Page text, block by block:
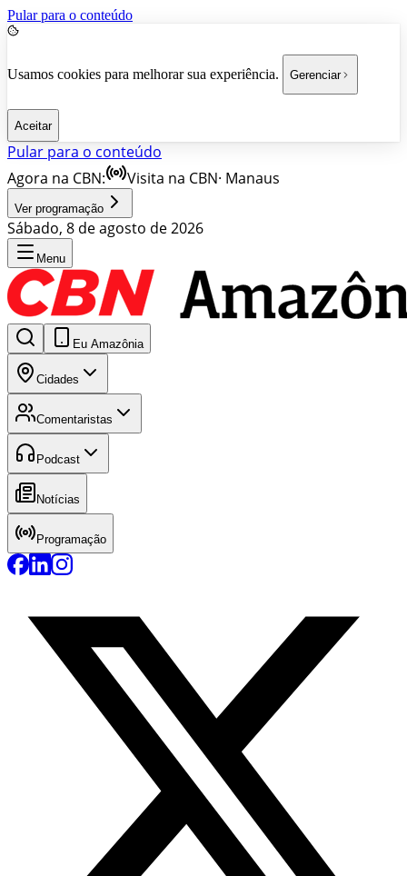
Pular para o conteúdo
Usamos cookies para melhorar sua experiência. Gerenciar
Aceitar
Pular para o conteúdo
Agora na CBN:
Visita na CBN· Manaus
Ver programação
Sábado, 8 de agosto de 2026
Menu
Eu Amazônia
Cidades
Comentaristas
Podcast
Notícias
Programação